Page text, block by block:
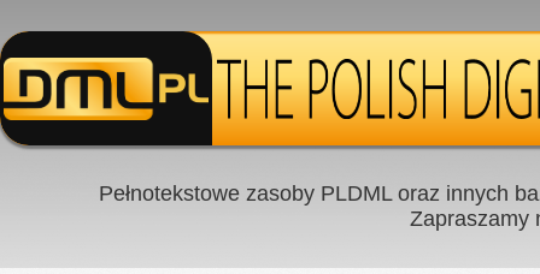
Pełnotekstowe zasoby PLDML oraz innych
Zapraszamy